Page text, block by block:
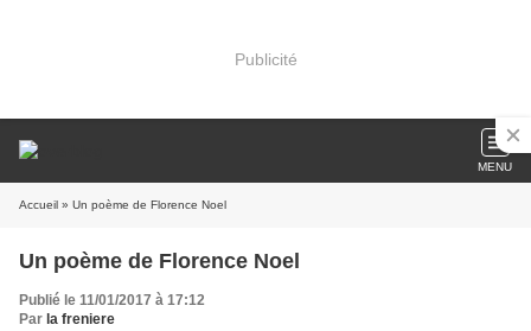
Publicité
MENU
Accueil » Un poème de Florence Noel
Un poème de Florence Noel
Publié le 11/01/2017 à 17:12
Par la freniere